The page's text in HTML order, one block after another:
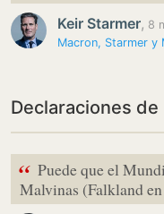
Keir Starmer, 8
Declaraciones
“ Puede que el
Malvinas (Falkland